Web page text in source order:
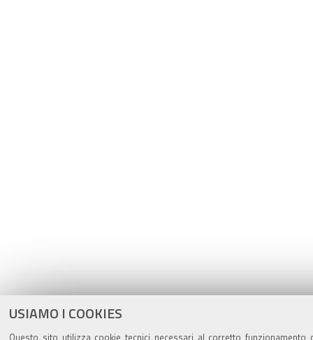
USIAMO I COOKIES
Questo sito utilizza cookie tecnici necessari al corretto funzionamento